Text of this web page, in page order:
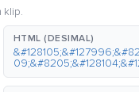
klip.
HTML (DESIMAL)